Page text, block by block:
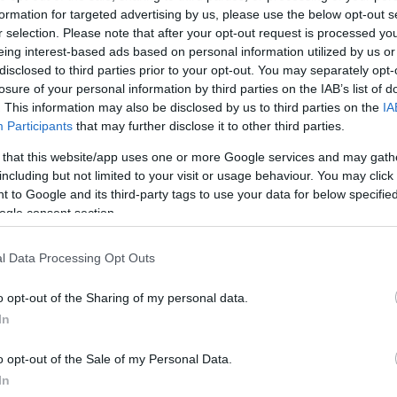
for targeted advertising by us, please use the below opt-out
selection. Please note that after your opt-out request is processed
interest-based ads based on personal information utilized by us
to third parties prior to your opt-out. You may separately
of your personal information by third parties on the IAB’s list of
This information may also be disclosed by us to third parties on the
Participants that may further disclose it to other third parties.
that this website/app uses one or more Google services and may
but not limited to your visit or usage behaviour. You may
to Google and its third-party tags to use your data for below
consent section.
Data Processing Opt Outs
opt-out of the Sharing of my personal data.
opt-out of the Sale of my Personal Data.
μέτρων υπάρχουν διαθέσιμες στην Πύλη
) και ομαδοποιούνται βάσει της τυπολογίας
και λοιπές παρεμβάσεις) και της κατάστασης
και υπό σχεδιασμό). Αθροίζουν συνολικά 48 μέτρα
6,5 δισ. ευρώ. Εξ αυτών στη Στρατηγική
14 πρόσθετα προτεινόμενα μέτρα τα οποία
στη Μελέτη Εθνικής Στεγαστικής
εκτιμάται ότι θα ενισχύσουν περαιτέρω το